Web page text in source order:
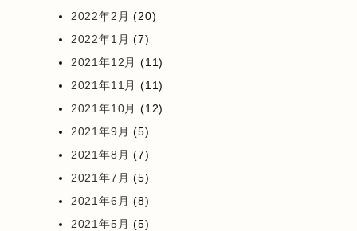
2022年2月 (20)
2022年1月 (7)
2021年12月 (11)
2021年11月 (11)
2021年10月 (12)
2021年9月 (5)
2021年8月 (7)
2021年7月 (5)
2021年6月 (8)
2021年5月 (5)